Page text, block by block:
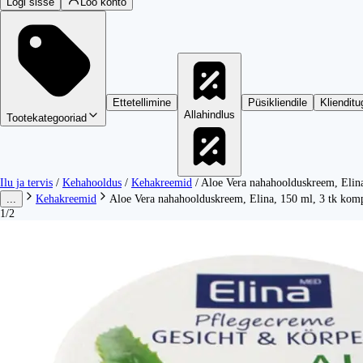
Tootekategooriad
Ettetellimine
Allahindlus
Püsikliendile
Ilu ja tervis / Kehahooldus / Kehakreemid / Aloe Vera nahahoolduskreem,
...
Kehakreemid
Aloe Vera nahahoolduskreem, Elina, 150 ml, 3 tk
1/2